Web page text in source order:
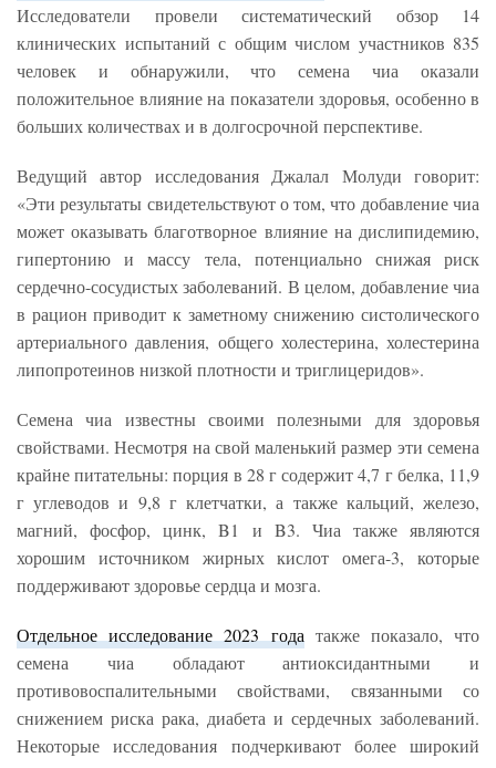
Исследователи провели систематический обзор 14
клинических испытаний с общим числом участников 835
человек и обнаружили, что семена чиа оказали
положительное влияние на показатели здоровья, особенно в
больших количествах и в долгосрочной перспективе.
Ведущий автор исследования Джалал Молуди говорит:
«Эти результаты свидетельствуют о том, что добавление чиа
может оказывать благотворное влияние на дислипидемию,
гипертонию и массу тела, потенциально снижая риск
сердечно-сосудистых заболеваний. В целом, добавление чиа
в рацион приводит к заметному снижению систолического
артериального давления, общего холестерина, холестерина
липопротеинов низкой плотности и триглицеридов».
Семена чиа известны своими полезными для здоровья
свойствами. Несмотря на свой маленький размер эти семена
крайне питательны: порция в 28 г содержит 4,7 г белка, 11,9
г углеводов и 9,8 г клетчатки, а также кальций, железо,
магний, фосфор, цинк, B1 и B3. Чиа также являются
хорошим источником жирных кислот омега-3, которые
поддерживают здоровье сердца и мозга.
Отдельное исследование 2023 года также показало, что
семена чиа обладают антиоксидантными и
противовоспалительными свойствами, связанными со
снижением риска рака, диабета и сердечных заболеваний.
Некоторые исследования подчеркивают более широкий